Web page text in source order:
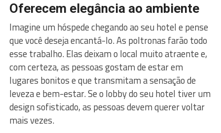
Oferecem elegância ao ambiente
Imagine um hóspede chegando ao seu hotel e pense
que você deseja encantá-lo. As poltronas farão todo
esse trabalho. Elas deixam o local muito atraente e,
com certeza, as pessoas gostam de estar em
lugares bonitos e que transmitam a sensação de
leveza e bem-estar. Se o lobby do seu hotel tiver um
design sofisticado, as pessoas devem querer voltar
mais vezes.